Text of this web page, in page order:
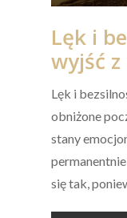
Lęk i
wyjść z
Lęk i
obniżone
stany
się tak,